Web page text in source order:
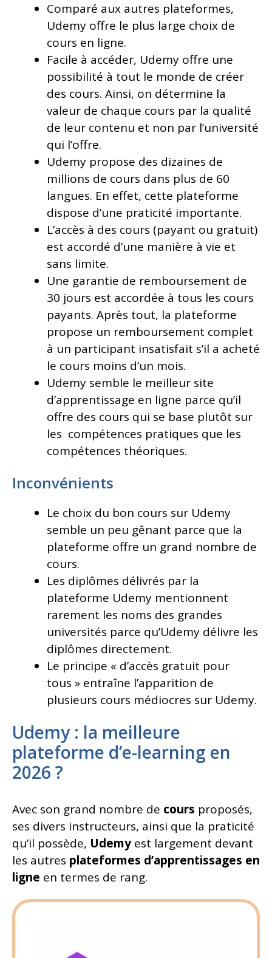
Comparé aux autres plateformes,
Udemy offre le plus large choix de
cours en ligne.
Facile à accéder, Udemy offre une
possibilité à tout le monde de créer
des cours. Ainsi, on détermine la
valeur de chaque cours par la qualité
de leur contenu et non par l’université
qui l’offre.
Udemy propose des dizaines de
millions de cours dans plus de 60
langues. En effet, cette plateforme
dispose d’une praticité importante.
L’accès à des cours (payant ou gratuit)
est accordé d’une manière à vie et
sans limite.
Une garantie de remboursement de
30 jours est accordée à tous les cours
payants. Après tout, la plateforme
propose un remboursement complet
à un participant insatisfait s’il a acheté
le cours moins d’un mois.
Udemy semble le meilleur site
d’apprentissage en ligne parce qu’il
offre des cours qui se base plutôt sur
les compétences pratiques que les
compétences théoriques.
Inconvénients
Le choix du bon cours sur Udemy
semble un peu gênant parce que la
plateforme offre un grand nombre de
cours.
Les diplômes délivrés par la
plateforme Udemy mentionnent
rarement les noms des grandes
universités parce qu’Udemy délivre les
diplômes directement.
Le principe « d’accès gratuit pour
tous » entraîne l’apparition de
plusieurs cours médiocres sur Udemy.
Udemy : la meilleure
plateforme d’e-learning en
2026 ?
Avec son grand nombre de cours proposés,
ses divers instructeurs, ainsi que la praticité
qu’il possède, Udemy est largement devant
les autres plateformes d’apprentissages en
ligne en termes de rang.